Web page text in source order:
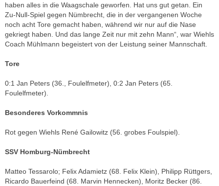
haben alles in die Waagschale geworfen. Hat uns gut getan. Ein
Zu-Null-Spiel gegen Nümbrecht, die in der vergangenen Woche
noch acht Tore gemacht haben, während wir nur auf die Nase
gekriegt haben. Und das lange Zeit nur mit zehn Mann“, war Wiehls
Coach Mühlmann begeistert von der Leistung seiner Mannschaft.
Tore
0:1 Jan Peters (36., Foulelfmeter), 0:2 Jan Peters (65.
Foulelfmeter).
Besonderes Vorkommnis
Rot gegen Wiehls René Gailowitz (56. grobes Foulspiel).
SSV Homburg-Nümbrecht
Matteo Tessarolo; Felix Adamietz (68. Felix Klein), Philipp Rüttgers,
Ricardo Bauerfeind (68. Marvin Hennecken), Moritz Becker (86.